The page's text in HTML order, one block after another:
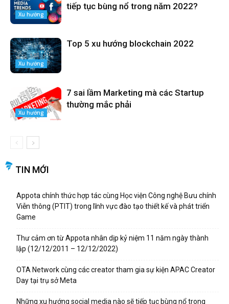
Xu hướng
tiếp tục bùng nổ trong năm 2022?
Xu hướng
Top 5 xu hướng blockchain 2022
Xu hướng
7 sai lầm Marketing mà các Startup
thường mắc phải
TIN MỚI
Appota chính thức hợp tác cùng Học viện Công nghệ Bưu chính
Viễn thông (PTIT) trong lĩnh vực đào tạo thiết kế và phát triển
Game
Thư cảm ơn từ Appota nhân dịp kỷ niệm 11 năm ngày thành
lập (12/12/2011 – 12/12/2022)
OTA Network cùng các creator tham gia sự kiện APAC Creator
Day tại trụ sở Meta
Những xu hướng social media nào sẽ tiếp tục bùng nổ trong